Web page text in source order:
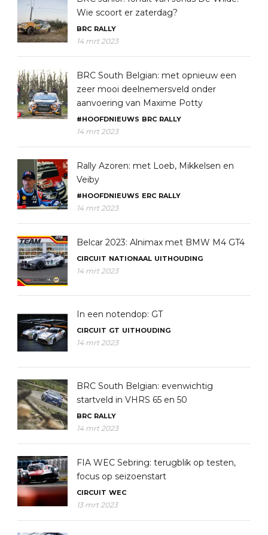
Wie scoort er zaterdag?
BRC RALLY
14 mrt 2023
BRC South Belgian: met opnieuw een
zeer mooi deelnemersveld onder
aanvoering van Maxime Potty
#HOOFDNIEUWS BRC RALLY
14 mrt 2023
Rally Azoren: met Loeb, Mikkelsen en
Veiby
#HOOFDNIEUWS ERC RALLY
14 mrt 2023
Belcar 2023: Alnimax met BMW M4 GT4
CIRCUIT NATIONAAL UITHOUDING
14 mrt 2023
In een notendop: GT
CIRCUIT GT UITHOUDING
14 mrt 2023
BRC South Belgian: evenwichtig
startveld in VHRS 65 en 50
BRC RALLY
14 mrt 2023
FIA WEC Sebring: terugblik op testen,
focus op seizoenstart
CIRCUIT WEC
13 mrt 2023